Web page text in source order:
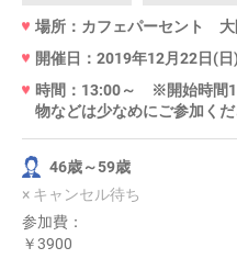
場所：カフェパーセント
開催日：2019年12月22日(日)
時間：13:00～ ※開始時間
物などは少なめにご参加く
46歳～59歳
× キャンセル待ち
参加費：
￥3900